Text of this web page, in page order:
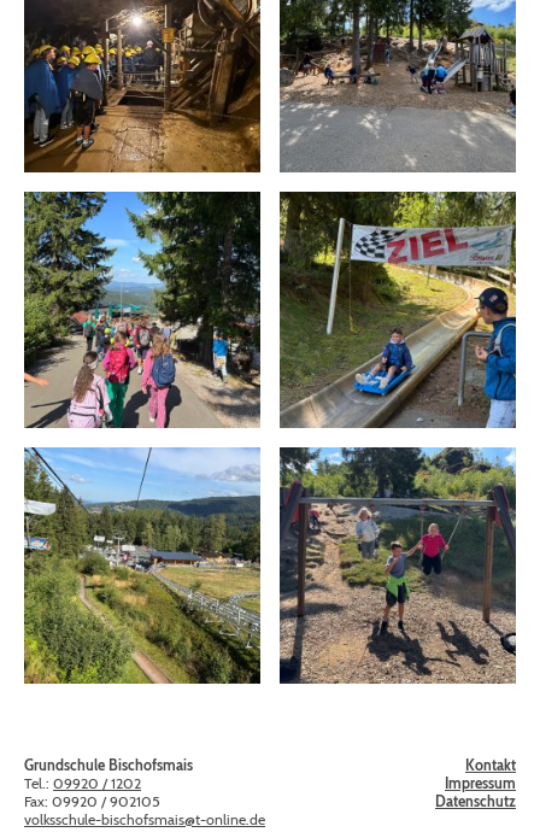
Grundschule Bischofsmais
Tel.: 09920 / 1202
Fax: 09920 / 902105
volksschule-bischofsmais@t-online.de
Kontakt
Impressum
Datenschutz